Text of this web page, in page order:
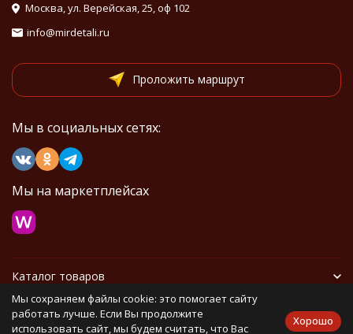
Москва, ул. Верейская, 25, оф 102
info@mirdetali.ru
Проложить маршрут
Мы в социальных сетях:
Мы на маркетплейсах
Каталог товаров
Информация
Мы сохраняем файлы cookie: это помогает сайту
работать лучше. Если Вы продолжите
использовать сайт, мы будем считать, что Вас
Хорошо